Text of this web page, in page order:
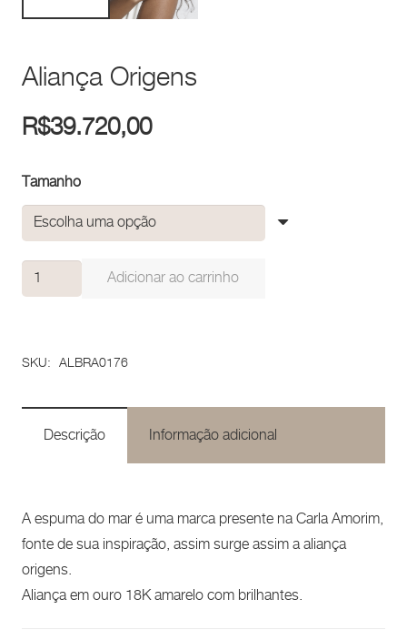
Aliança Origens
R$39.720,00
Tamanho
Aliança
Origens
Adicionar ao carrinho
SKU: ALBRA0176
Descrição Informação adicional
A espuma do mar é uma marca presente na Carla Amorim,
fonte de sua inspiração, assim surge assim a aliança
origens.
Aliança em ouro 18K amarelo com brilhantes.